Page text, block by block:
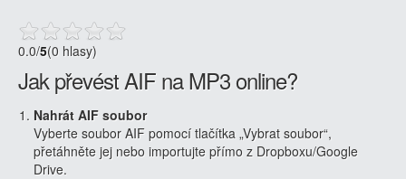
0.0/5(0 hlasy)
Jak převést AIF na MP3 online?
Nahrát AIF soubor
Vyberte soubor AIF pomocí tlačítka „Vybrat soubor“,
přetáhněte jej nebo importujte přímo z Dropboxu/Google
Drive.